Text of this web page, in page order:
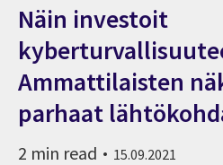
Näin investoit
Ammattilaisten
parhaat
2 min read 15.09.2021